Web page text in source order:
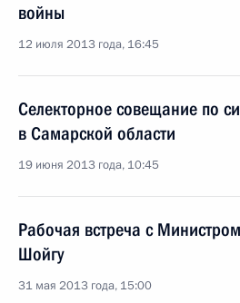
войны
12 июля 2013 года, 16:45
Селекторное совещание по
в Самарской области
19 июня 2013 года, 10:45
Рабочая встреча с
Шойгу
31 мая 2013 года, 15:00